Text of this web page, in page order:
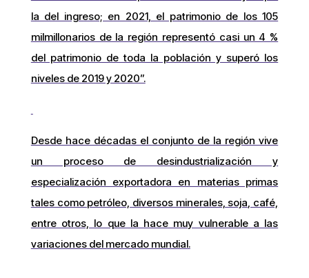
la del ingreso; en 2021, el patrimonio de los 105
milmillonarios de la región representó casi un 4 %
del patrimonio de toda la población y superó los
niveles de 2019 y 2020”.
Desde hace décadas el conjunto de la región vive
un proceso de desindustrialización y
especialización exportadora en materias primas
tales como petróleo, diversos minerales, soja, café,
entre otros, lo que la hace muy vulnerable a las
variaciones del mercado mundial.